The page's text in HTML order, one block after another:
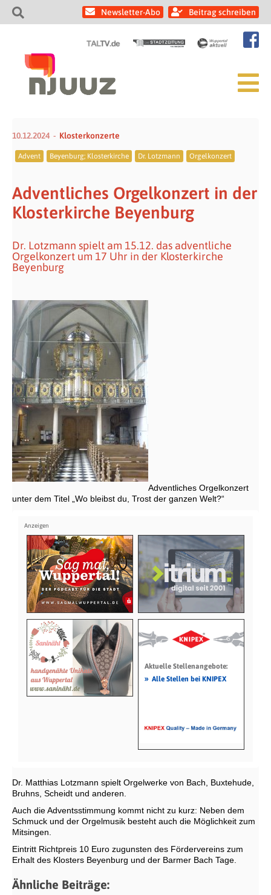
Newsletter-Abo Beitrag schreiben
10.12.2024 Klosterkonzerte
Advent Beyenburg; Klosterkirche Dr. Lotzmann Orgelkonzert
Adventliches Orgelkonzert in der
Klosterkirche Beyenburg
Dr. Lotzmann spielt am 15.12. das adventliche
Orgelkonzert um 17 Uhr in der Klosterkirche
Beyenburg
Adventliches Orgelkonzert
unter dem Titel „Wo bleibst du, Trost der ganzen Welt?“
Aktuelle Stellenangebote:
» Alle Stellen bei KNIPEX
Dr. Matthias Lotzmann spielt Orgelwerke von Bach, Buxtehude,
Bruhns, Scheidt und anderen.
Auch die Adventsstimmung kommt nicht zu kurz: Neben dem
Schmuck und der Orgelmusik besteht auch die Möglichkeit zum
Mitsingen.
Eintritt Richtpreis 10 Euro zugunsten des Fördervereins zum
Erhalt des Klosters Beyenburg und der Barmer Bach Tage.
Ähnliche Beiträge: